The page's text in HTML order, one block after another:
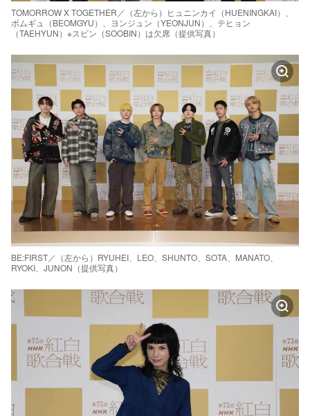
TOMORROW X TOGETHER／（左から）ヒュニンカイ（HUENINGKAI）、
ボムギュ（BEOMGYU）、ヨンジュン（YEONJUN）、テヒョン
（TAEHYUN）※スビン（SOOBIN）は欠席（提供写真）
BE:FIRST／（左から）RYUHEI、LEO、SHUNTO、SOTA、MANATO、
RYOKI、JUNON（提供写真）